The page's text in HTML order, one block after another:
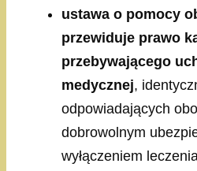
ustawa o pomocy
przewiduje prawo
przebywającego
medycznej,
odpowiadających
dobrowolnym
wyłączeniem